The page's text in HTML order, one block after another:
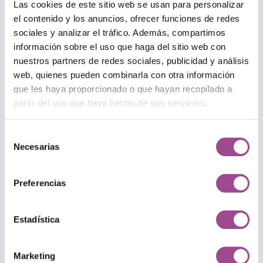
Las cookies de este sitio web se usan para personalizar
el contenido y los anuncios, ofrecer funciones de redes
sociales y analizar el tráfico. Además, compartimos
información sobre el uso que haga del sitio web con
nuestros partners de redes sociales, publicidad y análisis
web, quienes pueden combinarla con otra información
que les haya proporcionado o que hayan recopilado a
partir del uso que haya hecho de sus servicios.
Necesarias
Preferencias
Estadística
Marketing
empresa en posición reactiva y vulnerable. Pensemos
en las posibles consecuencias de “volar a ciegas” sin
monitoreo: una falla inesperada podría tumbar un
sistema crítico durante horas sin que nadie lo anticipe;
los clientes empezarían a inundar de quejas mientras
se corre contra reloj para averiguar la causa. El impacto
mencionamos antes las cifras promedio de
miles de
de inactividad en empresas
grandes. Incluso si nuestra empresa es más pequeña,
una interrupción prolongada en un momento clave (por
ejemplo, en pleno día de ventas) podría significar
pérdidas cuantiosas difíciles de recuperar. Un estudio
recopilado por Statista señala que, para una cuarta